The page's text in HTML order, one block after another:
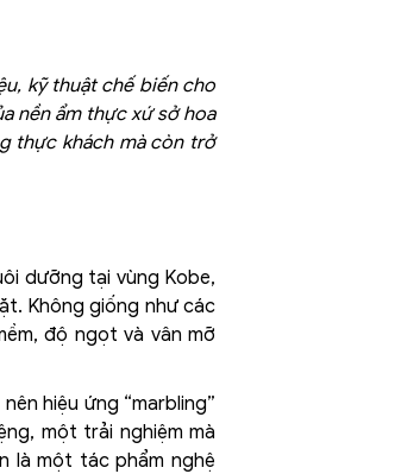
kỹ thuật chế biến cho
nền ẩm thực xứ sở hoa
thực khách mà còn trở
dưỡng tại vùng Kobe,
Không giống như các
độ ngọt và vân mỡ
hiệu ứng “marbling”
một trải nghiệm mà
là một tác phẩm nghệ